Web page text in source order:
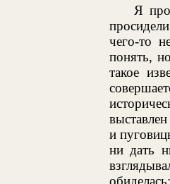
Я
чего-то
понять,
такое
и
ни дать